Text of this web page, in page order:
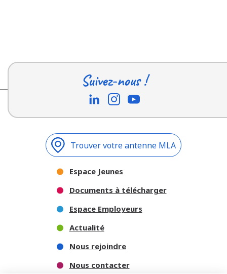
Suivez-nous !
Trouver votre antenne MLA
Espace Jeunes
Documents à télécharger
Espace Employeurs
Actualité
Nous rejoindre
Nous contacter